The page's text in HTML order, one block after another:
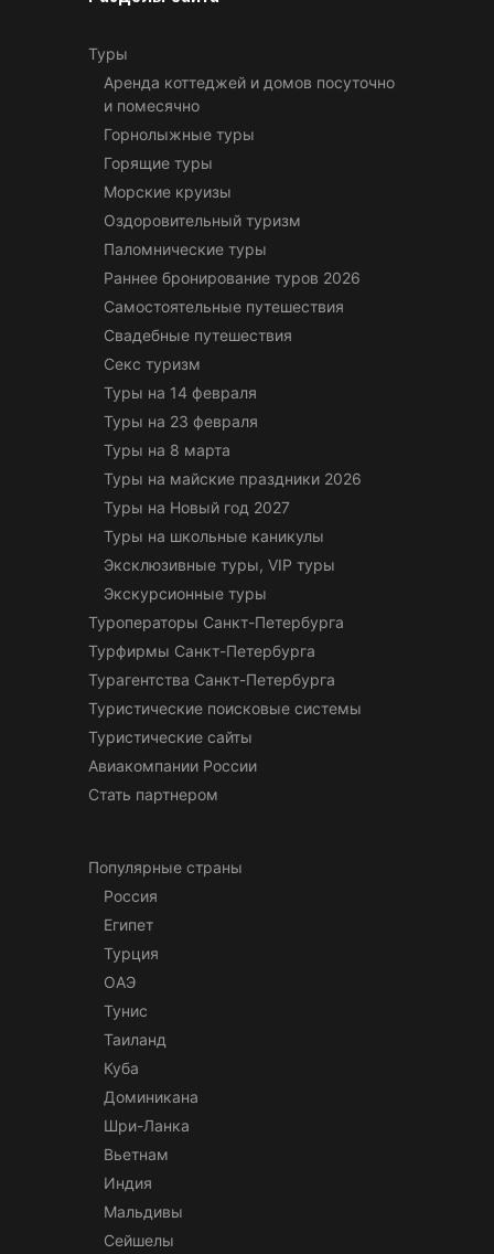
Туры
Аренда коттеджей и домов посуточно
и помесячно
Горнолыжные туры
Горящие туры
Морские круизы
Оздоровительный туризм
Паломнические туры
Раннее бронирование туров 2026
Самостоятельные путешествия
Свадебные путешествия
Секс туризм
Туры на 14 февраля
Туры на 23 февраля
Туры на 8 марта
Туры на майские праздники 2026
Туры на Новый год 2027
Туры на школьные каникулы
Эксклюзивные туры, VIP туры
Экскурсионные туры
Туроператоры Санкт-Петербурга
Турфирмы Санкт-Петербурга
Турагентства Санкт-Петербурга
Туристические поисковые системы
Туристические сайты
Авиакомпании России
Стать партнером
Популярные страны
Россия
Египет
Турция
ОАЭ
Тунис
Таиланд
Куба
Доминикана
Шри-Ланка
Вьетнам
Индия
Мальдивы
Сейшелы